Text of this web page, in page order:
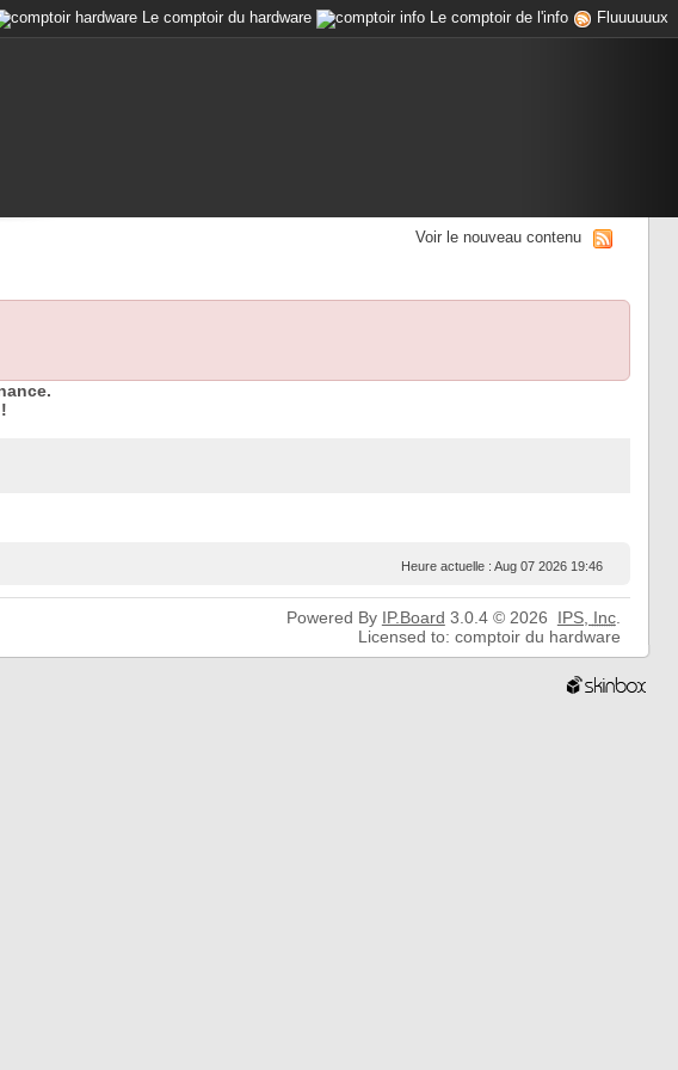
Le comptoir du hardware Le comptoir de l'info Fluuuuuux
Voir le nouveau contenu
Heure actuelle : Aug 07 2026 19:46
Powered By IP.Board 3.0.4 © 2026 IPS, Inc.
Licensed to: comptoir du hardware